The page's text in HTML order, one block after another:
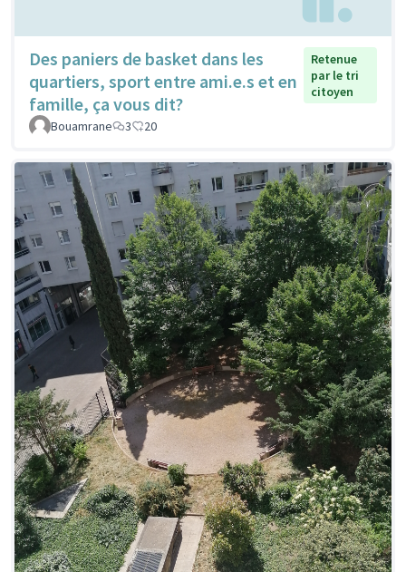
Des paniers de basket dans les
quartiers, sport entre ami.e.s et en
famille, ça vous dit?
Retenue
par le tri
citoyen
Bouamrane 3 20